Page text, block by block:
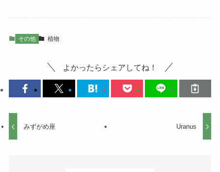
その他 植物
よかったらシェアしてね！
みずがめ座 Uranus